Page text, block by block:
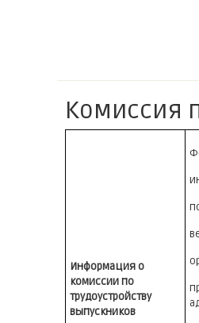
Комиссия
Информация о
комиссии по
трудоустройству
выпускников